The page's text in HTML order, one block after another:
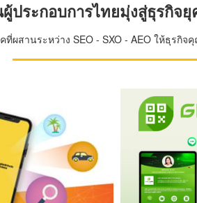
ประกอบการไทยมุ่งสู่ธุรกิจ
ผสานระหว่าง SEO - SXO - AEO ให้ธุร